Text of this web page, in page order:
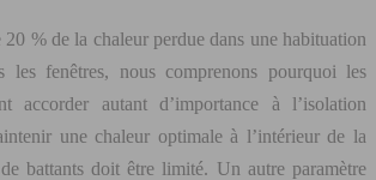
20 % de la chaleur perdue dans une habituation
les fenêtres, nous comprenons pourquoi les
accorder autant d’importance à l’isolation
une chaleur optimale à l’intérieur de la
battants doit être limité. Un autre paramètre